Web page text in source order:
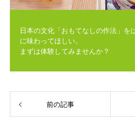
日本の文化「おもてなしの作法」を
に味わってほしい。
まずは体験してみませんか？
前の記事